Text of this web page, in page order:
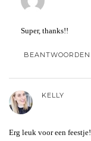
Super, thanks!!
BEANTWOORDEN
KELLY
Erg leuk voor een feestje!